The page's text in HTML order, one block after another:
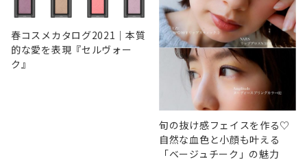
春コスメカタログ2021｜本質
的な愛を表現『セルヴォー
ク』
旬の抜け感フェイスを作る♡
自然な血色と小顔も叶える
「ベージュチーク」の魅力